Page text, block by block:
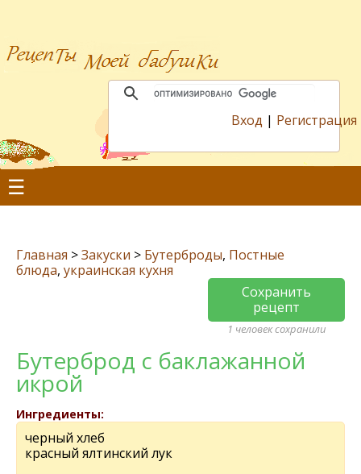
Вход | Регистрация
☰
Главная >Закуски > Бутерброды, Постные
блюда, украинская кухня
Сохранить
рецепт
1 человек сохранили
Бутерброд с баклажанной
икрой
Ингредиенты:
черный хлеб
красный ялтинский лук